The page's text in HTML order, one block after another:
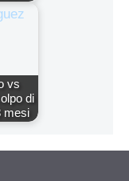
vs
di
mesi